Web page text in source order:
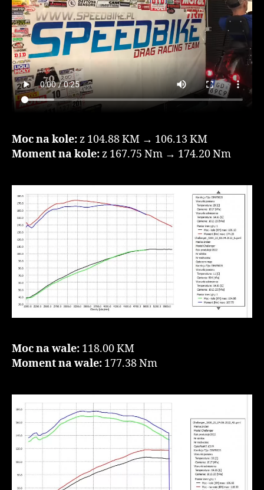
Moc na kole:z 104.88 KM → 106.13 KM
Moment na kole:z 167.75 Nm → 174.20 Nm
Moc na wale: 118.00 KM
Moment na wale: 177.38 Nm